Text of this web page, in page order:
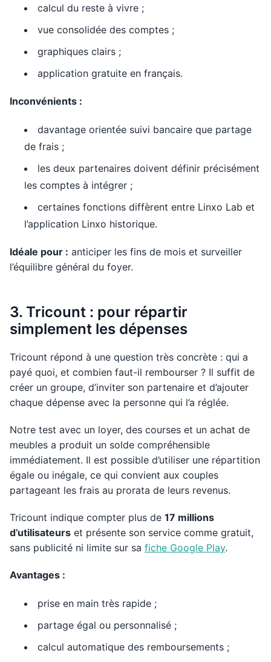
calcul du reste à vivre ;
vue consolidée des comptes ;
graphiques clairs ;
application gratuite en français.
Inconvénients :
davantage orientée suivi bancaire que partage
de frais ;
les deux partenaires doivent définir précisément
les comptes à intégrer ;
certaines fonctions diffèrent entre Linxo Lab et
l’application Linxo historique.
Idéale pour : anticiper les fins de mois et surveiller
l’équilibre général du foyer.
3. Tricount : pour répartir
simplement les dépenses
Tricount répond à une question très concrète : qui a
payé quoi, et combien faut-il rembourser ? Il suffit de
créer un groupe, d’inviter son partenaire et d’ajouter
chaque dépense avec la personne qui l’a réglée.
Notre test avec un loyer, des courses et un achat de
meubles a produit un solde compréhensible
immédiatement. Il est possible d’utiliser une répartition
égale ou inégale, ce qui convient aux couples
partageant les frais au prorata de leurs revenus.
Tricount indique compter plus de 17 millions
d’utilisateurs et présente son service comme gratuit,
sans publicité ni limite sur sa fiche Google Play.
Avantages :
prise en main très rapide ;
partage égal ou personnalisé ;
calcul automatique des remboursements ;